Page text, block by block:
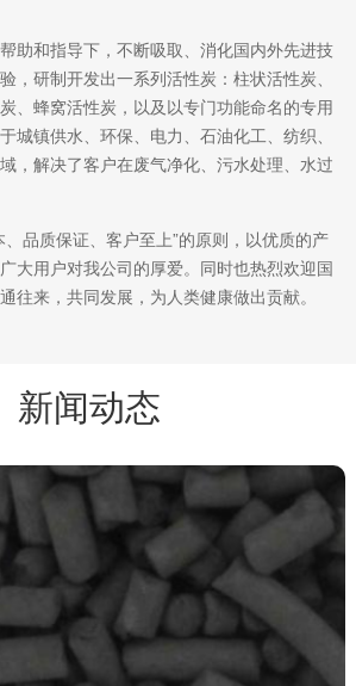
助和指导下，不断吸取、消化国内外先进技
，研制开发出一系列活性炭：柱状活性炭、
、蜂窝活性炭，以及以专门功能命名的专用
城镇供水、环保、电力、石油化工、纺织、
，解决了客户在废气净化、污水处理、水过
品质保证、客户至上”的原则，以优质的产
大用户对我公司的厚爱。同时也热烈欢迎国
往来，共同发展，为人类健康做出贡献。
新闻动态